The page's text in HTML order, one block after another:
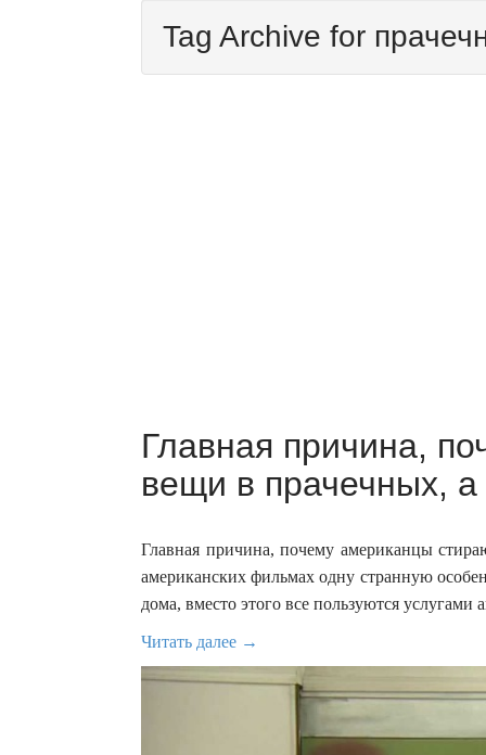
Tag Archive for
Главная причина,
вещи в прачечных,
Главная причина, почему американцы
американских фильмах одну странную
дома, вместо этого все пользуются услугами
Читать далее →